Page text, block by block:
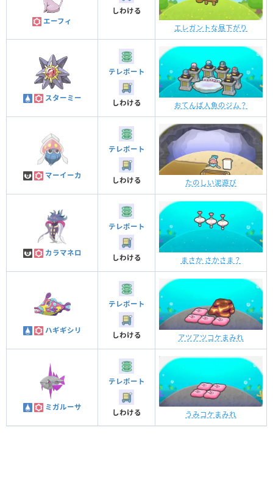
エーフィ
しわける
エレガントな昼下がり
スターミー
テレポート
しわける おてんば人魚のジム？
マーイーカ
テレポート
しわける たのしい泥遊び
カラマネロ
テレポート
しわける まさか さかさま？
ハギギシリ
テレポート
しわける アツアツコケまみれ
ミガルーサ
テレポート
しわける うみコケまみれ